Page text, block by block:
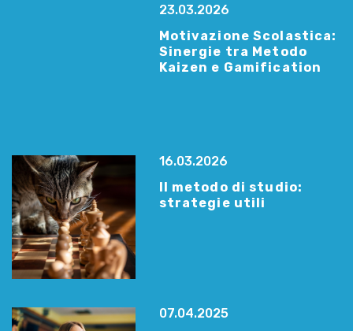
23.03.2026
Motivazione Scolastica:
Sinergie tra Metodo
Kaizen e Gamification
16.03.2026
Il metodo di studio:
strategie utili
07.04.2025